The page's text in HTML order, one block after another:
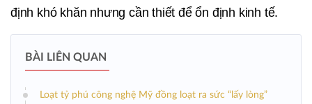
định khó khăn nhưng cần thiết để ổn định kinh tế.
BÀI LIÊN QUAN
Loạt tỷ phú công nghệ Mỹ đồng loạt ra sức “lấy lòng”